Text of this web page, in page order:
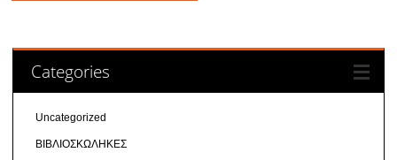
Categories
Uncategorized
ΒΙΒΛΙΟΣΚΩΛΗΚΕΣ